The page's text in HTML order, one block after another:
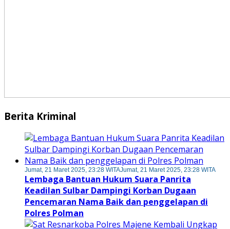
Berita Kriminal
Jumat, 21 Maret 2025, 23:28 WITAJumat, 21 Maret 2025, 23:28 WITA
Lembaga Bantuan Hukum Suara Panrita
Keadilan Sulbar Dampingi Korban Dugaan
Pencemaran Nama Baik dan penggelapan di
Polres Polman